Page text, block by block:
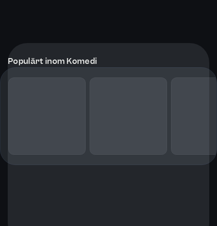
Populärt inom Komedi